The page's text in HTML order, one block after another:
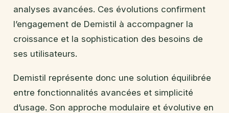
analyses avancées. Ces évolutions confirment
l’engagement de Demistil à accompagner la
croissance et la sophistication des besoins de
ses utilisateurs.
Demistil représente donc une solution équilibrée
entre fonctionnalités avancées et simplicité
d’usage. Son approche modulaire et évolutive en